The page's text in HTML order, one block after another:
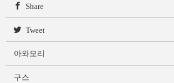
Share
Tweet
아와모리
구스